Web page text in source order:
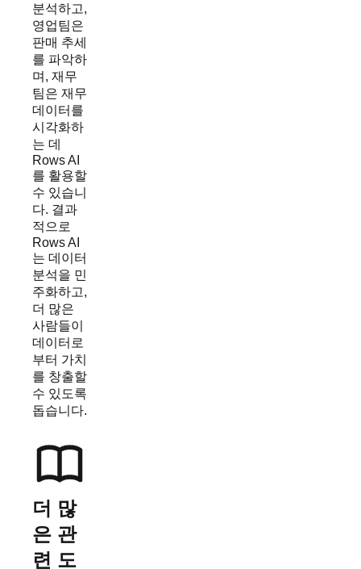
분석하고,
영업팀은
판매 추세
를 파악하
며, 재무
팀은 재무
데이터를
시각화하
는 데
Rows AI
를 활용할
수 있습니
다. 결과
적으로
Rows AI
는 데이터
분석을 민
주화하고,
더 많은
사람들이
데이터로
부터 가치
를 창출할
수 있도록
돕습니다.
더 많
은 관
련 도